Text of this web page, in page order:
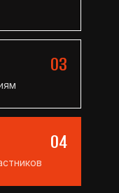
03
04